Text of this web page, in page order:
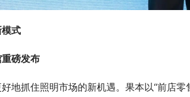
式
磅发布
地抓住照明市场的新机遇。果本以“前店